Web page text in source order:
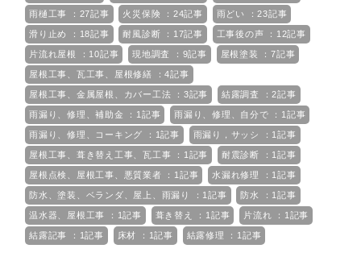
雨樋工事 ：27記事 火災保険 ：24記事 雨どい ：23記事
滑り止め ：18記事 耐風診断 ：17記事 工事後の声 ：12記事
片流れ屋根 ：10記事 現地調査 ：9記事 屋根塗装 ：7記事
屋根工事、瓦工事、屋根修繕 ：4記事
屋根工事、金属屋根、カバー工法 ：3記事 結露調査 ：2記事
雨漏り、修理、補助金 ：1記事 雨漏り、修理、自分で ：1記事
雨漏り、修理、コーキング ：1記事 雨漏り，サッシ ：1記事
屋根工事、葺き替え工事、瓦工事 ：1記事 耐震診断 ：1記事
屋根点検、屋根工事、悪質業者 ：1記事 水漏れ修理 ：1記事
防水、塗装、ベランダ、屋上、雨漏り ：1記事 防水 ：1記事
温水器、屋根工事 ：1記事 葺き替え ：1記事 片流れ ：1記事
結露記事 ：1記事 床材 ：1記事 結露修理 ：1記事